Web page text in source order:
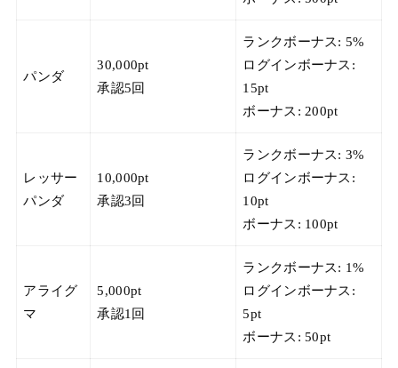
パンダ
30,000pt
承認5回
ランクボーナス: 5%
ログインボーナス:
15pt
ボーナス: 200pt
レッサー
パンダ
10,000pt
承認3回
ランクボーナス: 3%
ログインボーナス:
10pt
ボーナス: 100pt
アライグ
マ
5,000pt
承認1回
ランクボーナス: 1%
ログインボーナス:
5pt
ボーナス: 50pt